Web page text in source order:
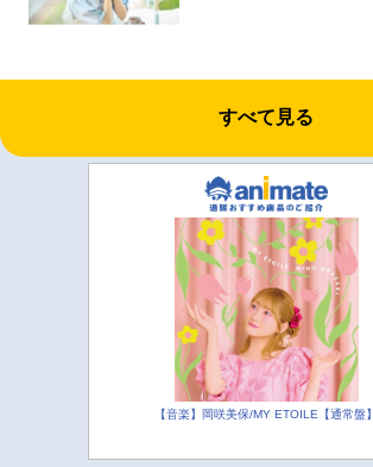
すべて見る
【音楽】岡咲美保/MY ETOILE【通常盤】